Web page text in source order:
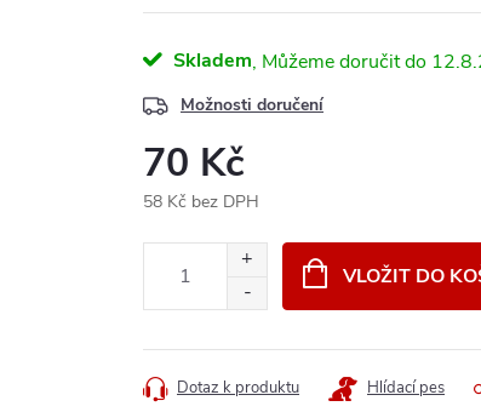
Skladem
Možnosti doručení
70 Kč
58 Kč bez DPH
VLOŽIT DO
Dotaz k produktu Hlídací pes